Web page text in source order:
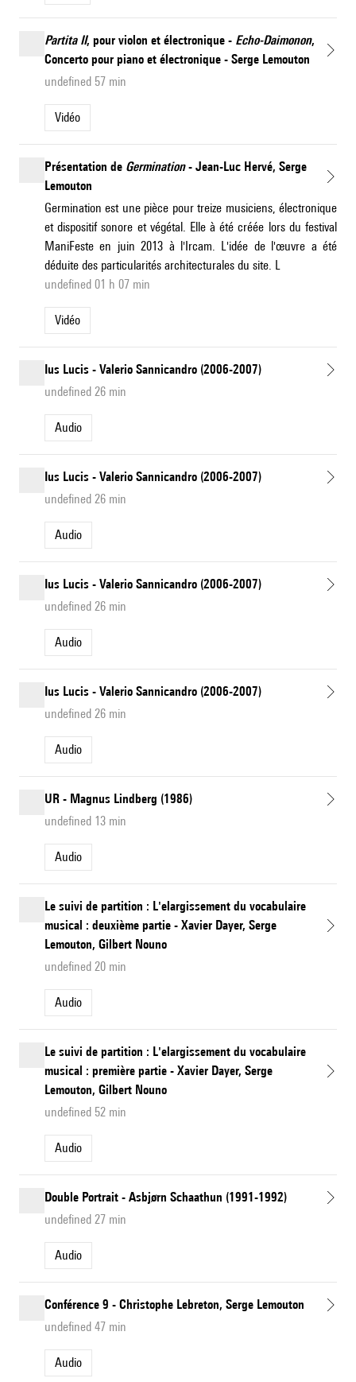
Partita II, pour violon et électronique - Echo-Daimonon,
Concerto pour piano et électronique - Serge Lemouton
undefined 57 min
Vidéo
Présentation de Germination- Jean-Luc Hervé, Serge
Lemouton
Germination est une pièce pour treize musiciens, électronique
et dispositif sonore et végétal. Elle à été créée lors du festival
ManiFeste en juin 2013 à l'Ircam. L'idée de l'œuvre a été
déduite des particularités architecturales du site. L
undefined 01 h 07 min
Vidéo
Ius Lucis - Valerio Sannicandro (2006-2007)
undefined 26 min
Audio
Ius Lucis - Valerio Sannicandro (2006-2007)
undefined 26 min
Audio
Ius Lucis - Valerio Sannicandro (2006-2007)
undefined 26 min
Audio
Ius Lucis - Valerio Sannicandro (2006-2007)
undefined 26 min
Audio
UR - Magnus Lindberg (1986)
undefined 13 min
Audio
Le suivi de partition : L'elargissement du vocabulaire
musical : deuxième partie - Xavier Dayer, Serge
Lemouton, Gilbert Nouno
undefined 20 min
Audio
Le suivi de partition : L'elargissement du vocabulaire
musical : première partie - Xavier Dayer, Serge
Lemouton, Gilbert Nouno
undefined 52 min
Audio
Double Portrait - Asbjørn Schaathun (1991-1992)
undefined 27 min
Audio
Conférence 9 - Christophe Lebreton, Serge Lemouton
undefined 47 min
Audio